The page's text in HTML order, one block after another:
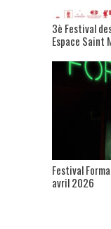
3è Festival
Espace Saint
Festival
avril 2026